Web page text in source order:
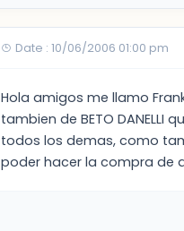
Date : 10/06/2006 01:00 pm
Hola amigos me llamo
tambien de BETO
todos los demas, como
poder hacer la compra de